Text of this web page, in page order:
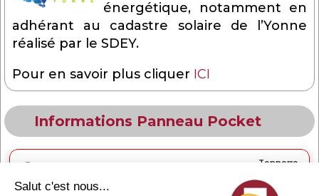
énergétique, notamment en
adhérant au cadastre solaire de l’Yonne
réalisé par le SDEY.
Pour en savoir plus cliquer ICI
Informations Panneau Pocket